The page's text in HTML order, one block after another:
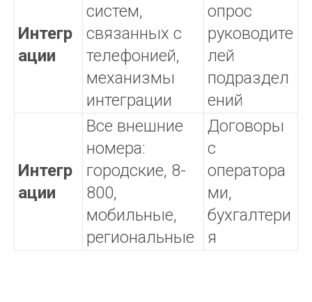
Интегр
ации
систем,
связанных с
телефонией,
механизмы
интеграции
опрос
руководите
лей
подраздел
ений
Интегр
ации
Все внешние
номера:
городские, 8-
800,
мобильные,
региональные
Договоры
с
оператора
ми,
бухгалтери
я